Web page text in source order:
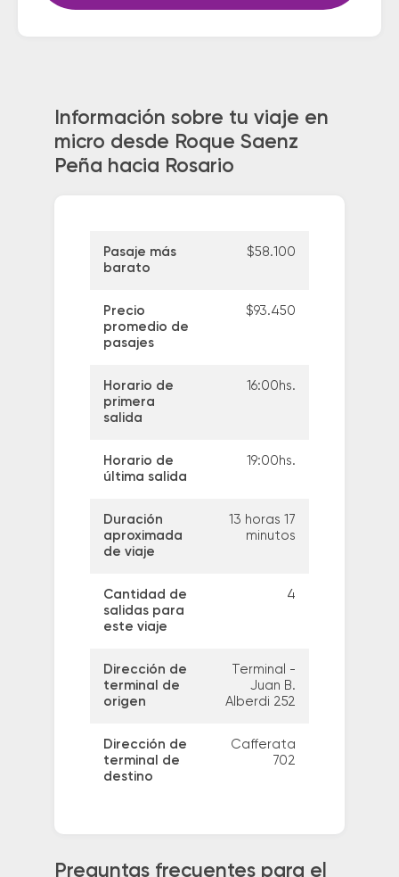
Información sobre tu viaje en
micro desde Roque Saenz
Peña hacia Rosario
Pasaje más
barato
$58.100
Precio
promedio de
pasajes
$93.450
Horario de
primera
salida
16:00hs.
Horario de
última salida
19:00hs.
Duración
aproximada
de viaje
13 horas 17
minutos
Cantidad de
salidas para
este viaje
4
Dirección de
terminal de
origen
Terminal -
Juan B.
Alberdi 252
Dirección de
terminal de
destino
Cafferata
702
Preguntas frecuentes para el